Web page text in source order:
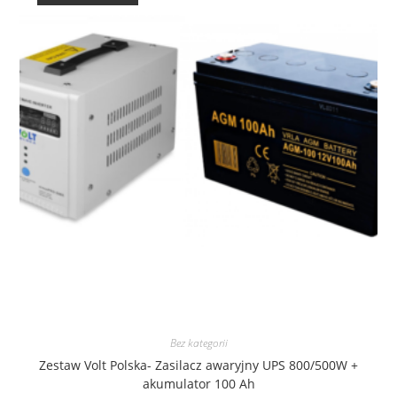
Bez kategorii
Zestaw Volt Polska- Zasilacz awaryjny UPS 800/500W +
akumulator 100 Ah